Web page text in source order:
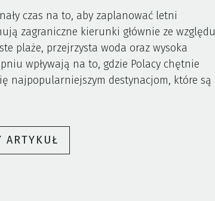
czas na to, aby zaplanować letni
zagraniczne kierunki głównie ze względu
plaże, przejrzysta woda oraz wysoka
wpływają na to, gdzie Polacy chętnie
najpopularniejszym destynacjom, które są
ARTYKUŁ
WAKACJE